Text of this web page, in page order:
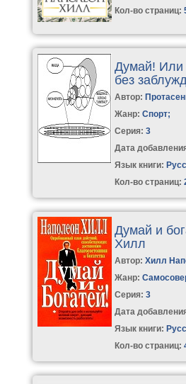
Кол-во страниц:
Думай! Или
без
Автор:
Жанр: Спорт;
Серия:3
Дата
Язык книги:
Кол-во страниц:
Думай и
Хилл
Автор:Хилл
Жанр:
Серия:3
Дата
Язык книги:
Кол-во страниц: